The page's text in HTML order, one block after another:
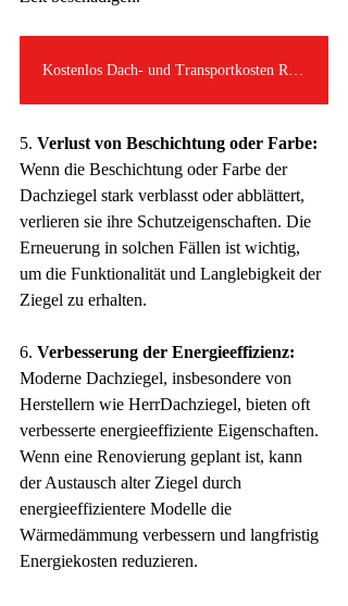
Kostenlos Dach- und Transportkosten Rechnen
5. Verlust von Beschichtung oder Farbe:
Wenn die Beschichtung oder Farbe der
Dachziegel stark verblasst oder abblättert,
verlieren sie ihre Schutzeigenschaften. Die
Erneuerung in solchen Fällen ist wichtig,
um die Funktionalität und Langlebigkeit der
Ziegel zu erhalten.
6. Verbesserung der Energieeffizienz:
Moderne Dachziegel, insbesondere von
Herstellern wie HerrDachziegel, bieten oft
verbesserte energieeffiziente Eigenschaften.
Wenn eine Renovierung geplant ist, kann
der Austausch alter Ziegel durch
energieeffizientere Modelle die
Wärmedämmung verbessern und langfristig
Energiekosten reduzieren.